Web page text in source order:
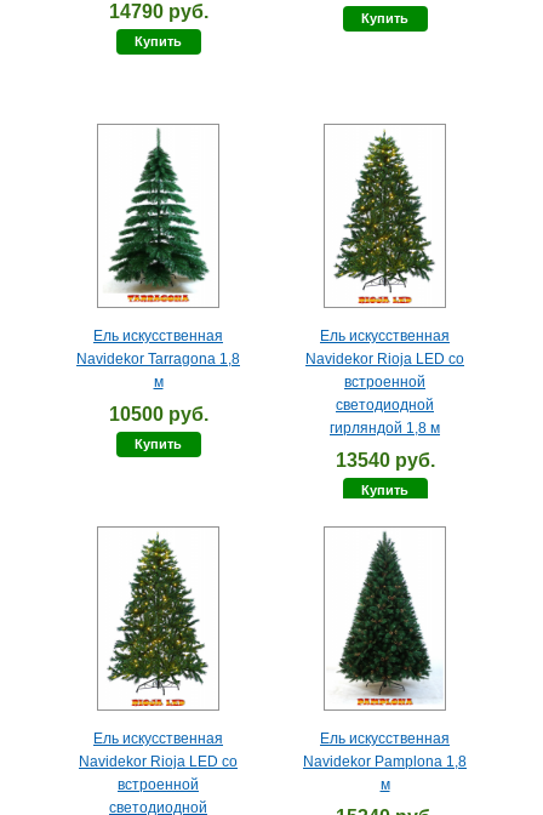
14790 руб.
Купить
Купить
Ель искусственная
Navidekor Tarragona 1,8
м
10500 руб.
Купить
Ель искусственная
Navidekor Rioja LED со
встроенной
светодиодной
гирляндой 1,8 м
13540 руб.
Купить
Ель искусственная
Navidekor Rioja LED со
встроенной
светодиодной
Ель искусственная
Navidekor Pamplona 1,8
м